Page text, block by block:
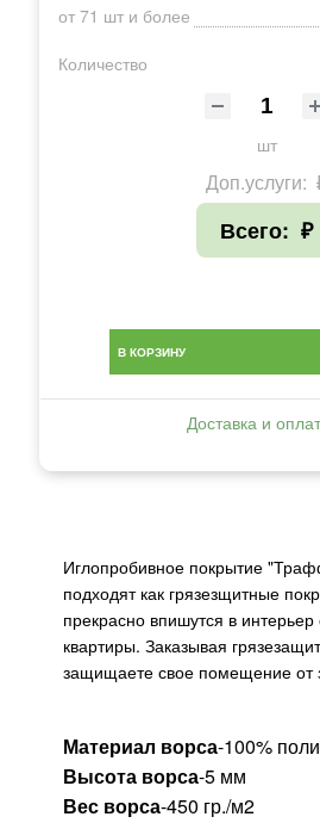
от 71 шт и более
Количество
шт
Доп.услуги:
Всего: ₽
В КОРЗИНУ
Доставка и
Иглопробивное покрытие
подходят как грязезщитные
прекрасно впишутся в
квартиры. Заказывая
защищаете свое помещение от
Материал ворса-100%
Высота ворса-5 мм
Вес ворса-450 гр./м2